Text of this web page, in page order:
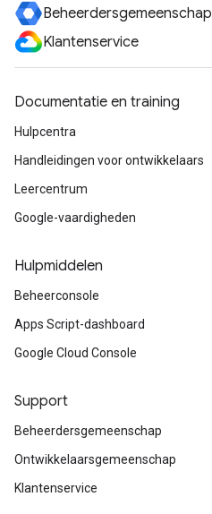
Beheerdersgemeenschap
Klantenservice
Documentatie en training
Hulpcentra
Handleidingen voor ontwikkelaars
Leercentrum
Google-vaardigheden
Hulpmiddelen
Beheerconsole
Apps Script-dashboard
Google Cloud Console
Support
Beheerdersgemeenschap
Ontwikkelaarsgemeenschap
Klantenservice